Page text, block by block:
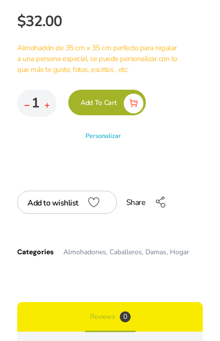
$32.00
Almohadón de 35 cm x 35 cm perfecto para regalar
a una persona especial, se puede personalizar con lo
que más te guste, fotos, escritos , etc.
Add To Cart
Personalizar
Add to wishlist Share
Categories Almohadones, Caballeros, Damas, Hogar
Reviews 0